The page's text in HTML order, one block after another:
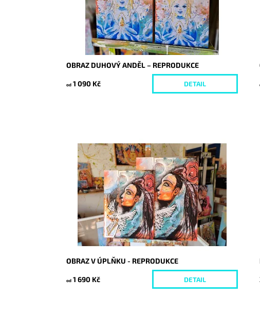
OBRAZ DUHOVÝ ANDĚL – REPRODUKCE
od1 090 Kč DETAIL
Dostupnost:
Skladem
Kód:
7237/30
OBRAZ V ÚPLŇKU - REPRODUKCE
od1 690 Kč DETAIL